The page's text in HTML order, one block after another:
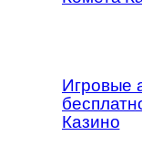
Игровые
Казино